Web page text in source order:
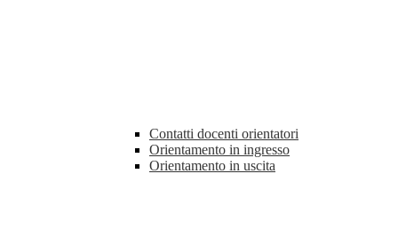
Contatti docenti orientatori
Orientamento in ingresso
Orientamento in uscita